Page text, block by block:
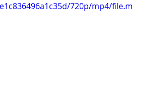
720p/mp4/file.m